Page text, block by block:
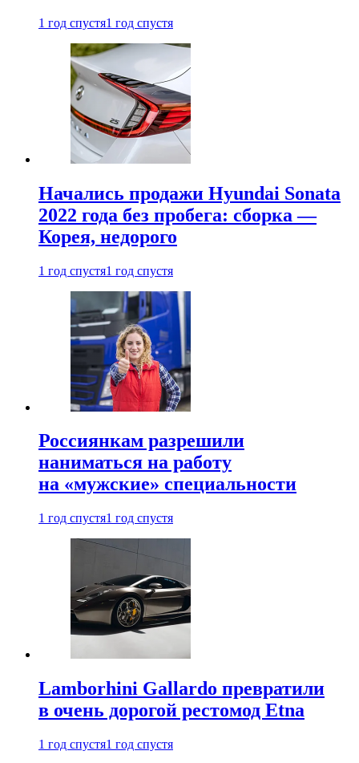
1 год спустя1 год спустя
Начались продажи Hyundai Sonata
2022 года без пробега: сборка —
Корея, недорого
1 год спустя1 год спустя
Россиянкам разрешили
наниматься на работу
на «мужские» специальности
1 год спустя1 год спустя
Lamborhini Gallardo превратили
в очень дорогой рестомод Etna
1 год спустя1 год спустя